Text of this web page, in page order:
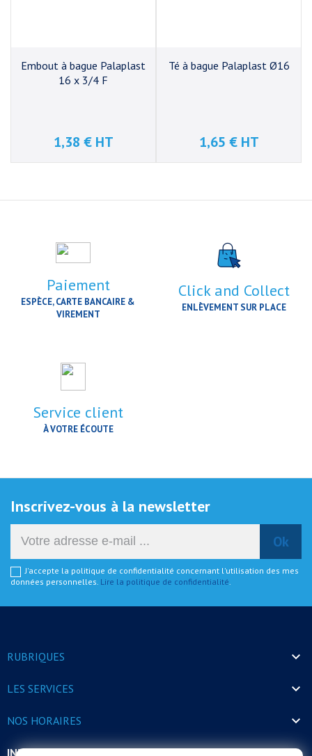
Embout à bague Palaplast
16 x 3/4 F
Prix
1,38 € HT
Té à bague Palaplast Ø16
Prix
1,65 € HT
Paiement
ESPÈCE, CARTE BANCAIRE &
VIREMENT
Click and Collect
ENLÈVEMENT SUR PLACE
Service client
À VOTRE ÉCOUTE
Inscrivez-vous à la newsletter
J'accepte la politique de confidentialité concernant l'utilisation des mes
données personnelles. Lire la politique de confidentialité
RUBRIQUES 
LES SERVICES 
NOS HORAIRES 
INFORMATIONS